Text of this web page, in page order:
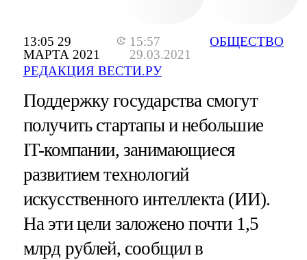
13:05 29
МАРТА 2021
15:57
29.03.2021
РЕДАКЦИЯ ВЕСТИ.РУ
ОБЩЕСТВО
Поддержку государства смогут
получить стартапы и небольшие
IT-компании, занимающиеся
развитием технологий
искусственного интеллекта (ИИ).
На эти цели заложено почти 1,5
млрд рублей, сообщил в